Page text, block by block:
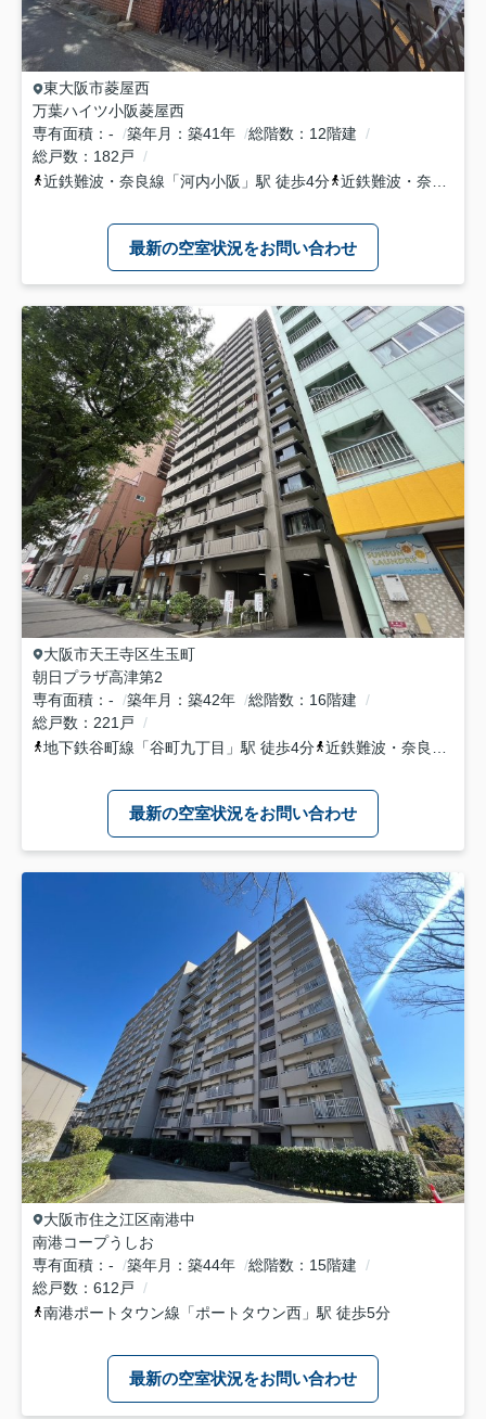
東大阪市菱屋西
万葉ハイツ小阪菱屋西
専有面積
- 築年月 築41年 総階数
12階建
総戸数
182戸
近鉄難波・奈良線 「河内小阪 」駅 徒歩4分 近鉄難波・奈良線
最新の空室状況をお問い合わせ
大阪市天王寺区生玉町
朝日プラザ高津第2
専有面積
- 築年月 築42年 総階数
16階建
総戸数
221戸
地下鉄谷町線 「谷町九丁目 」駅 徒歩4分 近鉄難波・奈良線
最新の空室状況をお問い合わせ
大阪市住之江区南港中
南港コープうしお
専有面積
- 築年月 築44年 総階数
15階建
総戸数
612戸
南港ポートタウン線 「ポートタウン西 」駅 徒歩5分
最新の空室状況をお問い合わせ